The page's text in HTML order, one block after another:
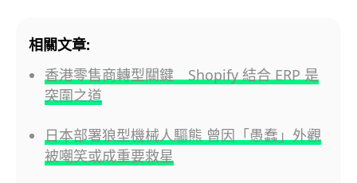
相關文章:
香港零售商轉型關鍵 Shopify 結合 ERP 是
突圍之道
日本部署狼型機械人驅熊 曾因「愚蠢」外觀
被嘲笑或成重要救星